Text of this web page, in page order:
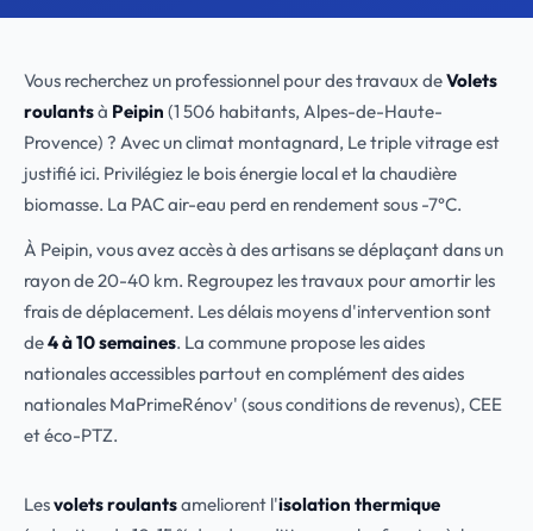
Vous recherchez un professionnel pour des travaux deVolets
roulantsà Peipin (1 506 habitants, Alpes-de-Haute-
Provence) ? Avec un climat montagnard, Le triple vitrage est
justifié ici. Privilégiez le bois énergie local et la chaudière
biomasse. La PAC air-eau perd en rendement sous -7°C.
À Peipin, vous avez accès à des artisans se déplaçant dans un
rayon de 20-40 km. Regroupez les travaux pour amortir les
frais de déplacement. Les délais moyens d'intervention sont
de4 à 10 semaines. La commune propose les aides
nationales accessibles partout en complément des aides
nationales MaPrimeRénov' (sous conditions de revenus), CEE
et éco-PTZ.
Lesvolets roulantsameliorent l'isolation thermique